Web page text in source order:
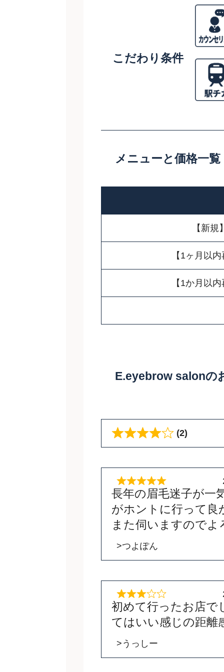
こだわり条件
メニューと価格一覧
【新
【1ヶ月以
【1か月以
E.eyebrow salonの
(2)
長年の眉毛迷子が一
がホントに行って良
また伺いますので
>つよぽん
初めて行ったお店で
てはいい感じの距離
>うっしー